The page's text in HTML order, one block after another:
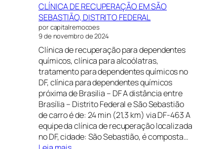
CLÍNICA DE RECUPERAÇÃO EM SÃO
SEBASTIÃO, DISTRITO FEDERAL
por capitalremocoes
9 de novembro de 2024
Clínica de recuperação para dependentes
químicos, clínica para alcoólatras,
tratamento para dependentes químicos no
DF, clínica para dependentes químicos
próxima de Brasilia – DF A distância entre
Brasília – Distrito Federal e São Sebastião
de carro é de: 24 min (21,3 km) via DF-463 A
equipe da clínica de recuperação localizada
no DF, cidade: São Sebastião, é composta…